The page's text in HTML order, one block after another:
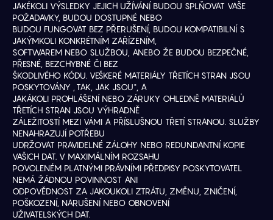
JAKÉKOLI VÝSLEDKY JEJICH UŽÍVÁNÍ BUDOU SPLŇOVAT VAŠE
POŽADAVKY, BUDOU DOSTUPNÉ NEBO
BUDOU FUNGOVAT BEZ PŘERUŠENÍ, BUDOU KOMPATIBILNÍ S
JAKÝMKOLI KONKRÉTNÍM ZAŘÍZENÍM,
SOFTWAREM NEBO SLUŽBOU, ANEBO ŽE BUDOU BEZPEČNÉ,
PŘESNÉ, BEZCHYBNÉ ČI BEZ
ŠKODLIVÉHO KÓDU. VEŠKERÉ MATERIÁLY TŘETÍCH STRAN JSOU
POSKYTOVÁNY „TAK, JAK JSOU", A
JAKÁKOLI PROHLÁŠENÍ NEBO ZÁRUKY OHLEDNĚ MATERIÁLŮ
TŘETÍCH STRAN JSOU VÝHRADNĚ
ZÁLEŽITOSTÍ MEZI VÁMI A PŘÍSLUŠNOU TŘETÍ STRANOU. SLUŽBY
NENAHRAZUJÍ POTŘEBU
UDRŽOVAT PRAVIDELNÉ ZÁLOHY NEBO REDUNDANTNÍ KOPIE
VAŠICH DAT. V MAXIMÁLNÍM ROZSAHU
POVOLENÉM PLATNÝMI PRÁVNÍMI PŘEDPISY POSKYTOVATEL
NEMÁ ŽÁDNOU POVINNOST ANI
ODPOVĚDNOST ZA JAKOUKOLI ZTRÁTU, ZMĚNU, ZNIČENÍ,
POŠKOZENÍ, NARUŠENÍ NEBO OBNOVENÍ
UŽIVATELSKÝCH DAT.